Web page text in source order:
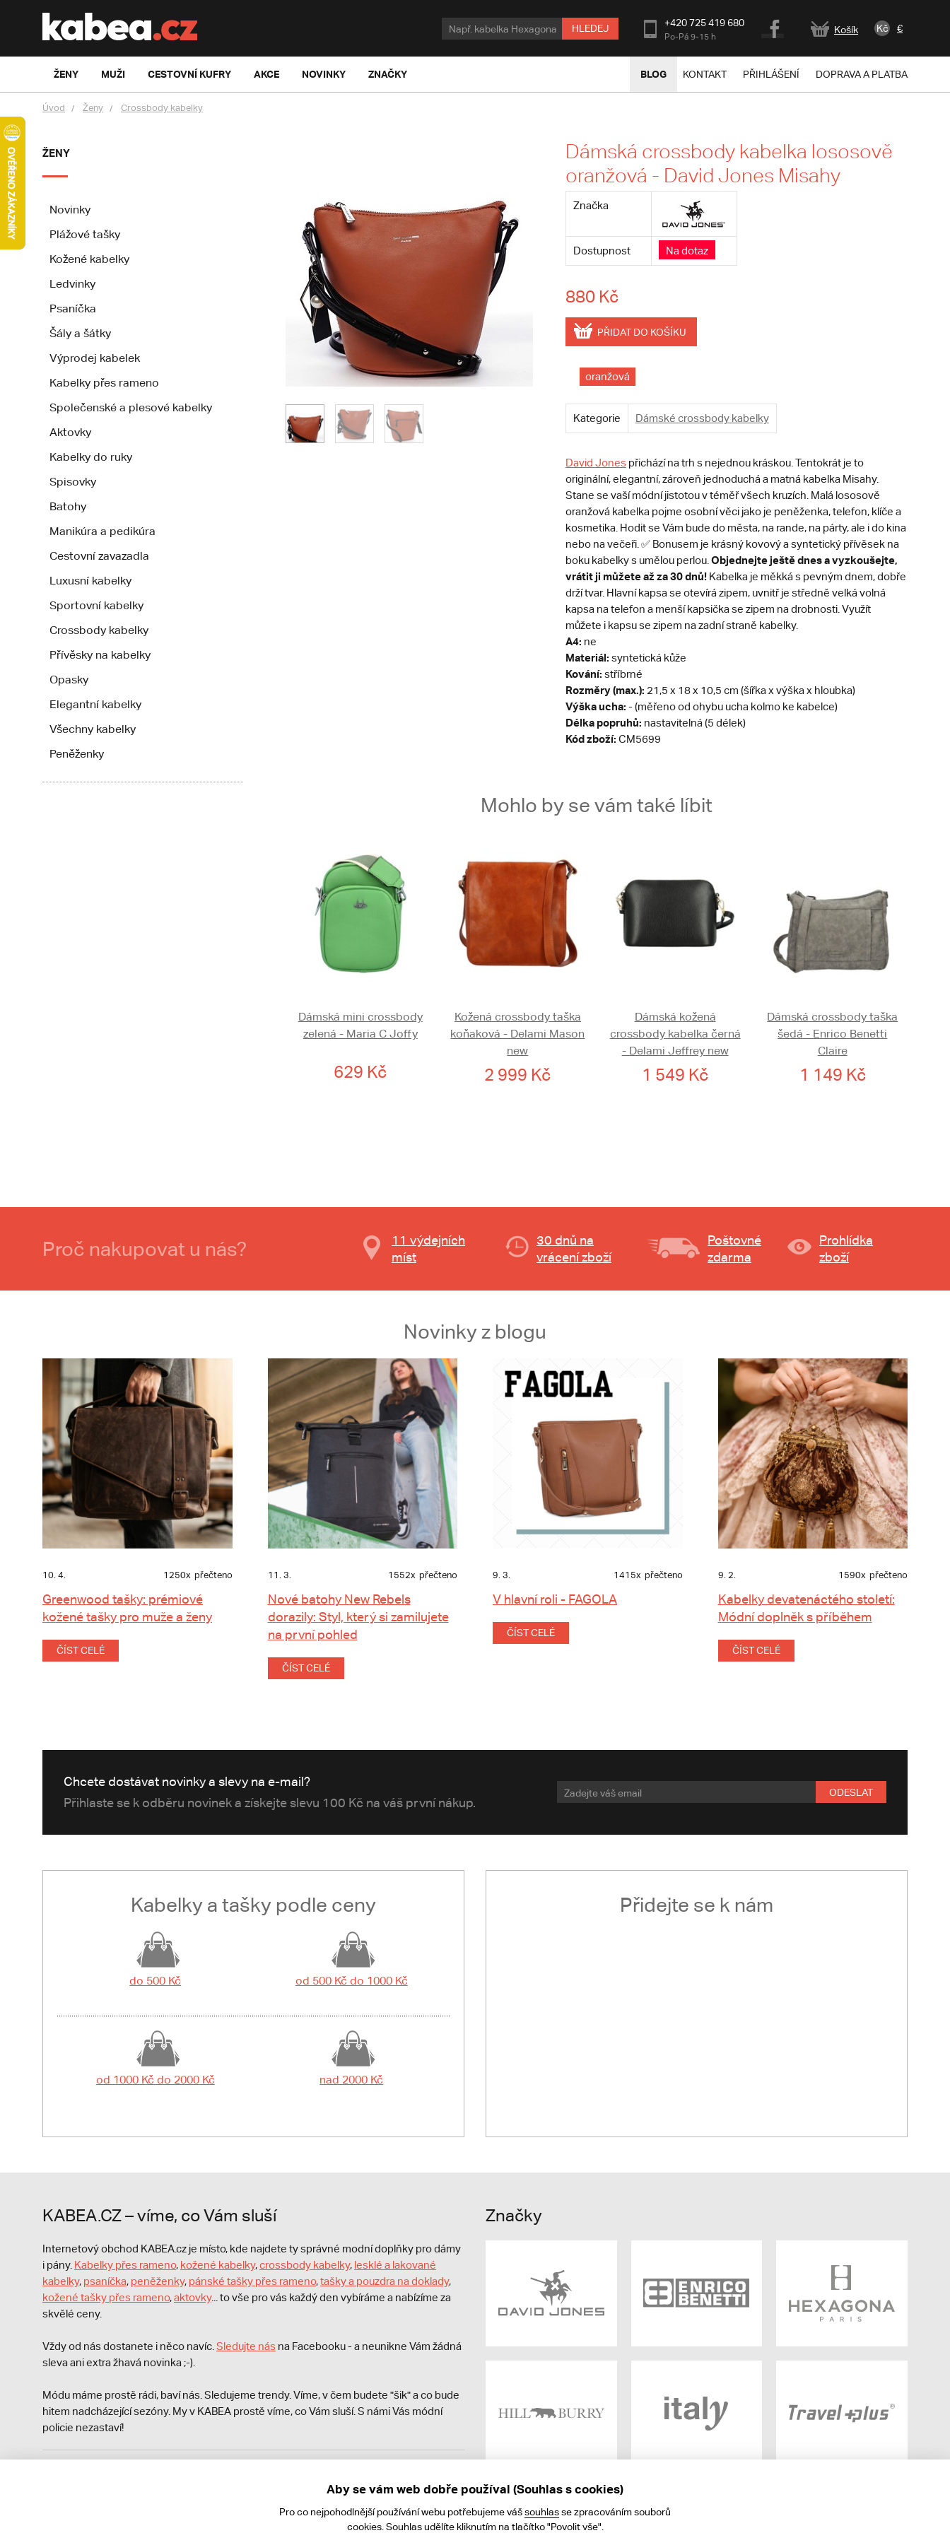
HLEDEJ +420 725 419 680
Po-Pá 9-15 h
Košík Kč €
ŽENY MUŽI CESTOVNÍ KUFRY AKCE NOVINKY ZNAČKY BLOG KONTAKT PŘIHLÁŠENÍ DOPRAVA A PLATBA
Úvod Ženy Crossbody kabelky
ŽENY
Novinky
Plážové tašky
Kožené kabelky
Ledvinky
Psaníčka
Šály a šátky
Výprodej kabelek
Kabelky přes rameno
Společenské a plesové kabelky
Aktovky
Kabelky do ruky
Spisovky
Batohy
Manikúra a pedikúra
Cestovní zavazadla
Luxusní kabelky
Sportovní kabelky
Crossbody kabelky
Přívěsky na kabelky
Opasky
Elegantní kabelky
Všechny kabelky
Peněženky
Dámská crossbody kabelka lososově
oranžová - David Jones Misahy
Značka
Dostupnost Na dotaz
880 Kč
PŘIDAT DO KOŠÍKU
oranžová
Kategorie Dámské crossbody kabelky
David Jones přichází na trh s nejednou kráskou. Tentokrát je to
originální, elegantní, zároveň jednoduchá a matná kabelka Misahy.
Stane se vaší módní jistotou v téměř všech kruzích. Malá lososově
oranžová kabelka pojme osobní věci jako je peněženka, telefon, klíče a
kosmetika. Hodit se Vám bude do města, na rande, na párty, ale i do kina
nebo na večeři. ✅ Bonusem je krásný kovový a syntetický přívěsek na
boku kabelky s umělou perlou. Objednejte ještě dnes a vyzkoušejte,
vrátit ji můžete až za 30 dnů! Kabelka je měkká s pevným dnem, dobře
drží tvar. Hlavní kapsa se otevírá zipem, uvnitř je středně velká volná
kapsa na telefon a menší kapsička se zipem na drobnosti. Využít
můžete i kapsu se zipem na zadní straně kabelky.
A4: ne
Materiál: syntetická kůže
Kování: stříbrné
Rozměry (max.): 21,5 x 18 x 10,5 cm (šířka x výška x hloubka)
Výška ucha: - (měřeno od ohybu ucha kolmo ke kabelce)
Délka popruhů: nastavitelná (5 délek)
Kód zboží: CM5699
Mohlo by se vám také líbit
Dámská mini crossbody
zelená - Maria C Joffy
629 Kč
Kožená crossbody taška
koňaková - Delami Mason
new
2 999 Kč
Dámská kožená
crossbody kabelka černá
- Delami Jeffrey new
1 549 Kč
Dámská crossbody taška
šedá - Enrico Benetti
Claire
1 149 Kč
Proč nakupovat u nás?
11 výdejních
míst
30 dnů na
vrácení zboží
Poštovné
zdarma
Prohlídka
zboží
Novinky z blogu
10. 4. 1250x přečteno
Greenwood tašky: prémiové
kožené tašky pro muže a ženy
ČÍST CELÉ
11. 3. 1552x přečteno
Nové batohy New Rebels
dorazily: Styl, který si zamilujete
na první pohled
ČÍST CELÉ
9. 3. 1415x přečteno
V hlavní roli - FAGOLA
ČÍST CELÉ
9. 2. 1590x přečteno
Kabelky devatenáctého století:
Módní doplněk s příběhem
ČÍST CELÉ
Chcete dostávat novinky a slevy na e-mail?
Přihlaste se k odběru novinek a získejte slevu 100 Kč na váš první nákup.
ODESLAT
Kabelky a tašky podle ceny
do 500 Kč od 500 Kč do 1000 Kč
od 1000 Kč do 2000 Kč nad 2000 Kč
Přidejte se k nám
KABEA.CZ – víme, co Vám sluší
Internetový obchod KABEA.cz je místo, kde najdete ty správné modní doplňky pro dámy
i pány. Kabelky přes rameno, kožené kabelky,crossbody kabelky, lesklé a lakované
kabelky, psaníčka, peněženky, pánské tašky přes rameno,tašky a pouzdra na doklady,
kožené tašky přes rameno,aktovky... to vše pro vás každý den vybíráme a nabízíme za
skvělé ceny.
Vždy od nás dostanete i něco navíc. Sledujte nás na Facebooku - a neunikne Vám žádná
sleva ani extra žhavá novinka ;-).
Módu máme prostě rádi, baví nás. Sledujeme trendy. Víme, v čem budete "šik" a co bude
hitem nadcházející sezóny. My v KABEA prostě víme, co Vám sluší. S námi Vás módní
policie nezastaví!
Zároveň je povinen zaevidovat přijatou tržbu u správce daně online; v případě
Značky
Aby se vám web dobře používal (Souhlas s cookies)
Pro co nejpohodlnější používání webu potřebujeme vášsouhlasse zpracováním souborů
cookies. Souhlas udělíte kliknutím na tlačítko "Povolit vše".